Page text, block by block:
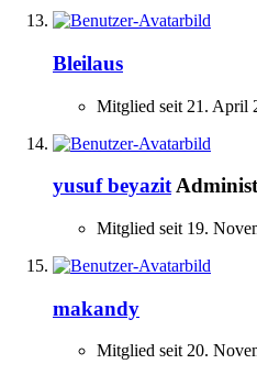
Bleilaus
Mitglied seit 21. April
yusuf beyazit
Mitglied seit 19.
makandy
Mitglied seit 20.